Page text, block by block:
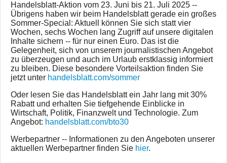
Handelsblatt-Aktion vom 23. Juni bis 21. Juli 2025 --
Übrigens haben wir beim Handelsblatt gerade ein großes
Sommer-Special: Aktuell können Sie sich statt vier
Wochen, sechs Wochen lang Zugriff auf unsere digitalen
Inhalte sichern -- für nur einen Euro. Das ist die
Gelegenheit, sich von unserem journalistischen Angebot
zu überzeugen und auch im Urlaub erstklassig informiert
zu bleiben. Diese besondere Vorteilsaktion finden Sie
jetzt unter handelsblatt.com/sommer
Oder lesen Sie das Handelsblatt ein Jahr lang mit 30%
Rabatt und erhalten Sie tiefgehende Einblicke in
Wirtschaft, Politik, Finanzwelt und Technologie. Zum
Angebot: handelsblatt.com/bto30
Werbepartner -- Informationen zu den Angeboten unserer
aktuellen Werbepartner finden Sie hier.